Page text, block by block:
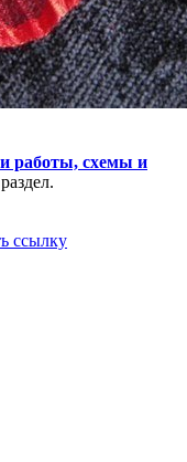
работы, схемы и
ссылку